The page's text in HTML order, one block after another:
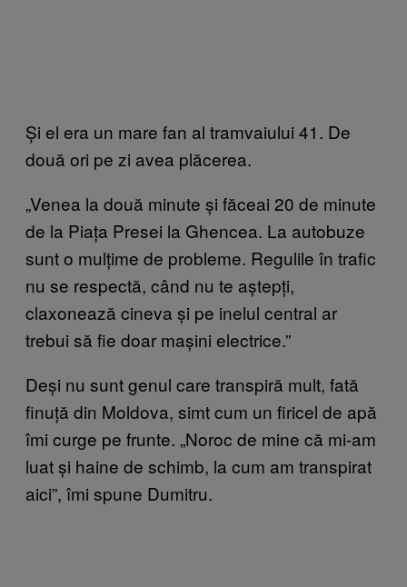
Și el era un mare fan al tramvaiului 41. De
două ori pe zi avea plăcerea.
„Venea la două minute și făceai 20 de minute
de la Piața Presei la Ghencea. La autobuze
sunt o mulțime de probleme. Regulile în trafic
nu se respectă, când nu te aștepți,
claxonează cineva și pe inelul central ar
trebui să fie doar mașini electrice.”
Deși nu sunt genul care transpiră mult, fată
finuță din Moldova, simt cum un firicel de apă
îmi curge pe frunte. „Noroc de mine că mi-am
luat și haine de schimb, la cum am transpirat
aici”, îmi spune Dumitru.